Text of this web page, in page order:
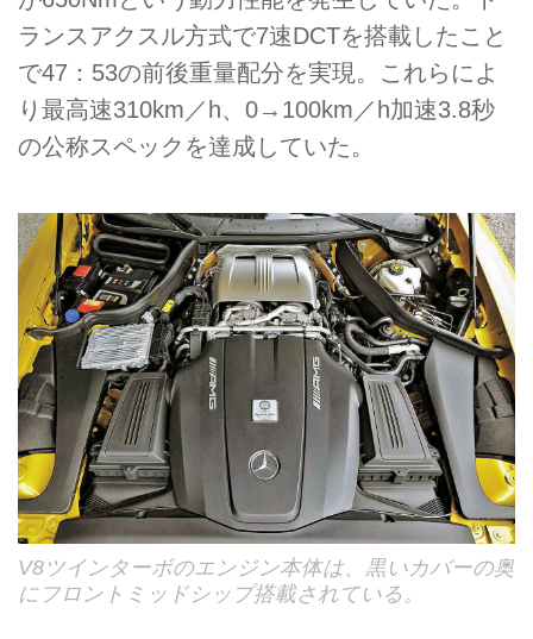
ランスアクスル方式で7速DCTを搭載したこと
で47：53の前後重量配分を実現。これらによ
り最高速310km／h、0→100km／h加速3.8秒
の公称スペックを達成していた。
V8ツインターボのエンジン本体は、黒いカバーの奥
にフロントミッドシップ搭載されている。